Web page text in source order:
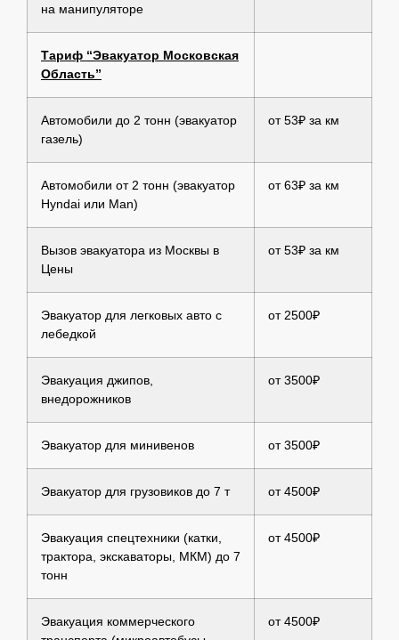
на манипуляторе
Тариф “Эвакуатор Московская
Область”
Автомобили до 2 тонн (эвакуатор
газель)
от 53₽ за км
Автомобили от 2 тонн (эвакуатор
Hyndai или Man)
от 63₽ за км
Вызов эвакуатора из Москвы в
Цены
от 53₽ за км
Эвакуатор для легковых авто с
лебедкой
от 2500₽
Эвакуация джипов,
внедорожников
от 3500₽
Эвакуатор для минивенов от 3500₽
Эвакуатор для грузовиков до 7 т от 4500₽
Эвакуация спецтехники (катки,
трактора, экскаваторы, МКМ) до 7
тонн
от 4500₽
Эвакуация коммерческого
от 4500₽